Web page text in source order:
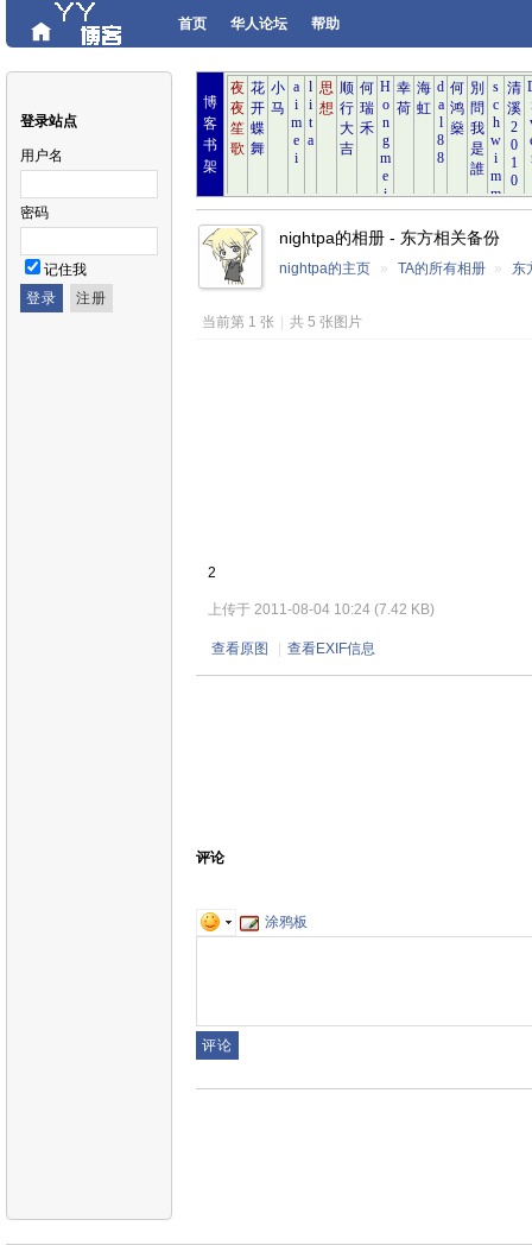
首页 华人论坛 帮助
登录站点
用户名
密码
记住我
博
客
书
架
nightpa的相册 - 东方相关备份
nightpa的主页 » TA的所有相册 » 东
当前第 1 张 共 5 张图片
2
上传于 2011-08-04 10:24 (7.42 KB)
查看原图 查看EXIF信息
评论
涂鸦板